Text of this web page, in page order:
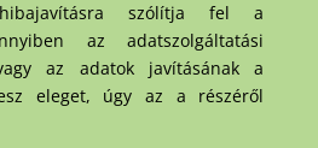
szólítja fel a
az adatszolgáltatási
az adatok javításának a
eleget, úgy az a részéről